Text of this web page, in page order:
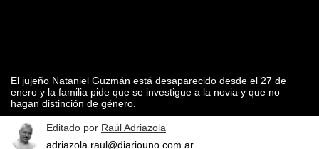
El jujeño Nataniel Guzmán está desaparecido desde el 27 de
enero y la familia pide que se investigue a la novia y que no
hagan distinción de género.
Editado por Raúl Adriazola
adriazola.raul@diariouno.com.ar